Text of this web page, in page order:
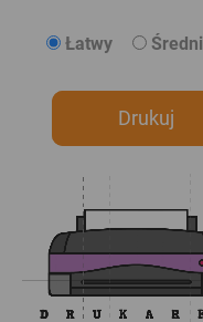
Łatwy Średni
Drukuj